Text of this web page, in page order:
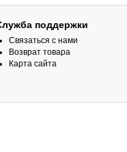
поддержки
Связаться с нами
Возврат товара
Карта сайта